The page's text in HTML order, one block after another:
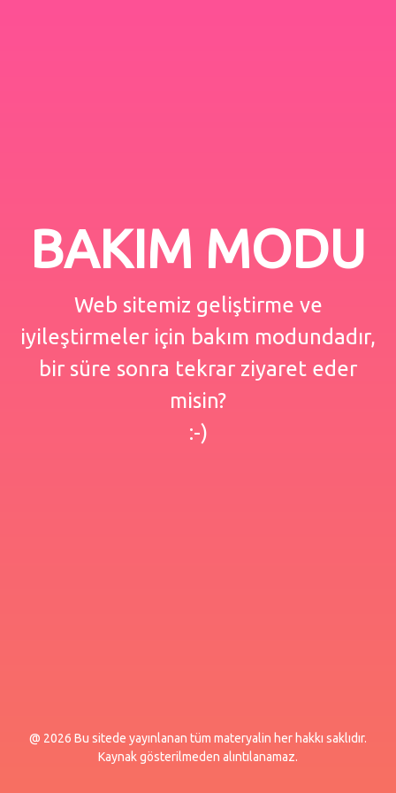
BAKIM MODU
Web sitemiz geliştirme ve
iyileştirmeler için bakım modundadır,
bir süre sonra tekrar ziyaret eder
misin?
:-)
@ 2026 Bu sitede yayınlanan tüm materyalin her hakkı saklıdır.
Kaynak gösterilmeden alıntılanamaz.